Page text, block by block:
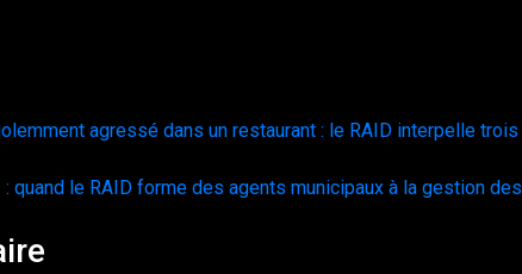
agressé dans un restaurant : le RAID interpelle trois
quand le RAID forme des agents municipaux à la gestion des